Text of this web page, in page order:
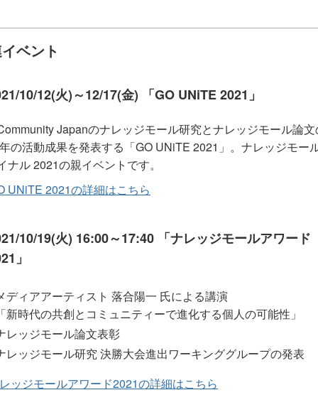
ベント
10/12(火)～12/17(金) 「GO UNiTE 2021」
Japanのナレッジモール研究とナレッジモール論
の活動成果を発表する「GO UNiTE 2021」。ナレッジモー
ナル 2021の親イベントです。
UNiTE 2021の詳細はこちら
10/19(火) 16:00～17:40 「ナレッジモールアワード
」
ディアアーティスト 落合陽一 氏による講演
新時代の共創とコミュニティーで進化する個人の可能性」
レッジモール論文表彰
レッジモール研究 決勝大会進出ワーキンググループの発表
ッジモールアワード2021の詳細はこちら